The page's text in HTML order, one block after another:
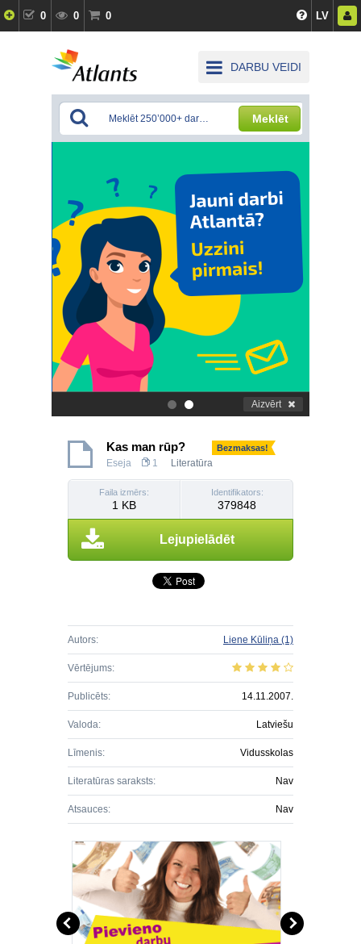
0 0 0 LV
DARBU VEIDI
Meklēt
. Aizvērt
Kas man rūp? Bezmaksas!
Eseja 1 Literatūra
Faila izmērs:
1 KB
Identifikators:
379848
Lejupielādēt
Autors: Liene Kūliņa (1)
Vērtējums:
Publicēts: 14.11.2007.
Valoda: Latviešu
Līmenis: Vidusskolas
Literatūras saraksts: Nav
Atsauces: Nav